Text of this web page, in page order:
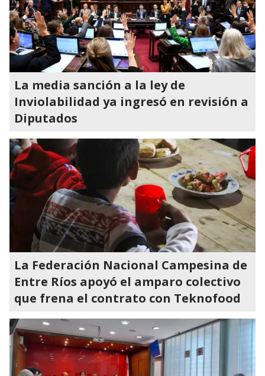
La media sanción a la ley de
Inviolabilidad ya ingresó en revisión a
Diputados
La Federación Nacional Campesina de
Entre Ríos apoyó el amparo colectivo
que frena el contrato con Teknofood